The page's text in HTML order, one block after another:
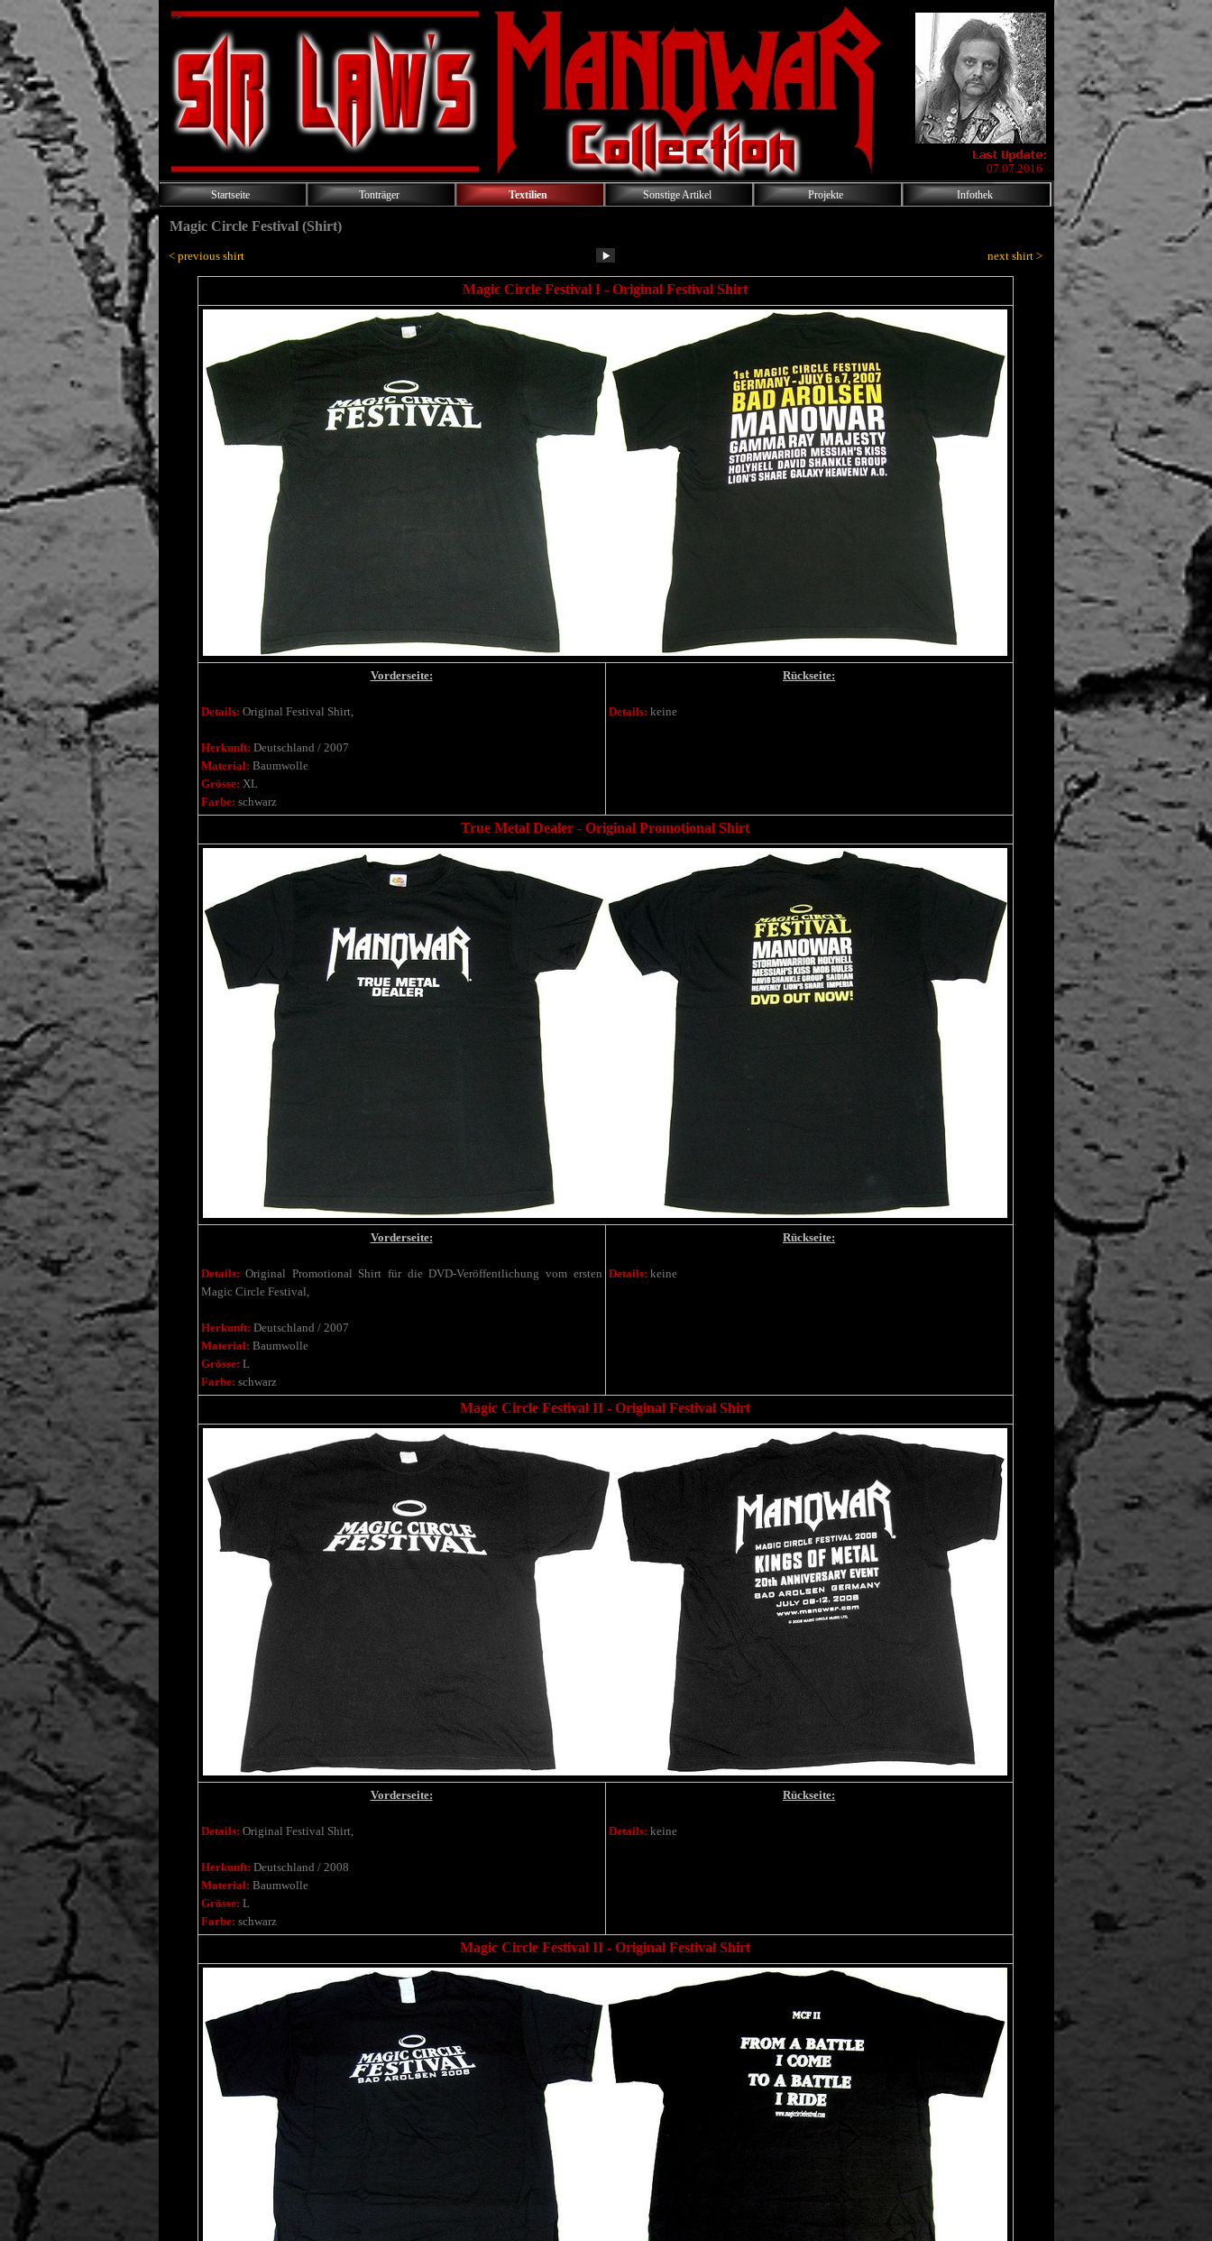
07.07.2016
Startseite Tonträger Textilien Sonstige Artikel Projekte Infothek
Magic Circle Festival (Shirt)
< previous shirt next shirt >
Magic Circle Festival I - Original Festival Shirt
Vorderseite:
Details: Original Festival Shirt,
Herkunft: Deutschland / 2007
Material: Baumwolle
Grösse: XL
Farbe: schwarz
Rückseite:
Details: keine
True Metal Dealer - Original Promotional Shirt
Vorderseite:
Details: Original Promotional Shirt für die DVD-Veröffentlichung vom ersten
Magic Circle Festival,
Herkunft: Deutschland / 2007
Material: Baumwolle
Grösse: L
Farbe: schwarz
Rückseite:
Details: keine
Magic Circle Festival II - Original Festival Shirt
Vorderseite:
Details: Original Festival Shirt,
Herkunft: Deutschland / 2008
Material: Baumwolle
Grösse: L
Farbe: schwarz
Rückseite:
Details: keine
Magic Circle Festival II - Original Festival Shirt